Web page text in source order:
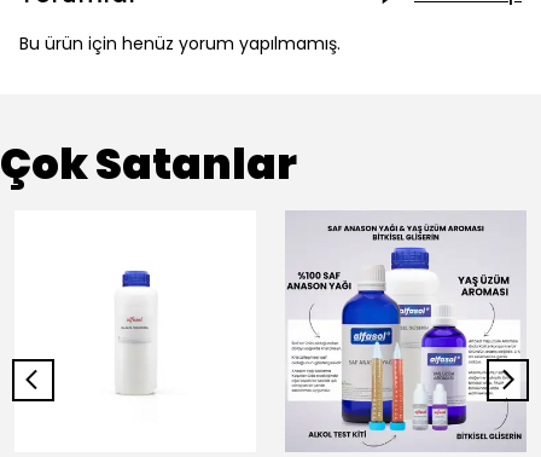
Bu ürün için henüz yorum yapılmamış.
Çok Satanlar